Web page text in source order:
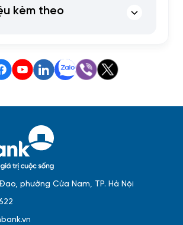
kèm theo
phường Cửa Nam, TP. Hà Nội